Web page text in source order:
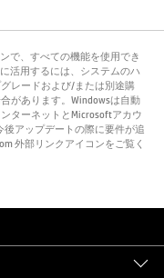
で、すべての機能を使用でき
活用するには、システムのハ
レードおよび/または別途購
があります。Windowsは自動
ターネットとMicrosoftアカウ
後アップデートの際に要件が追
外部リンクアイコンをご覧く